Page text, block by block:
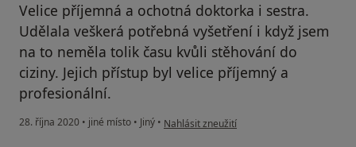
Velice příjemná a ochotná doktorka i sestra.
Udělala veškerá potřebná vyšetření i když jsem
na to neměla tolik času kvůli stěhování do
ciziny. Jejich přístup byl velice příjemný a
profesionální.
28. října 2020 • jiné místo • Jiný • podle názoru uživatele D.J.
Nahlásit zneužití